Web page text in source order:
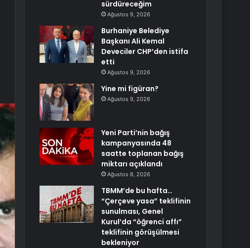
sürdüreceğim
Ağustos 9, 2026
Burhaniye Belediye
Başkanı Ali Kemal
Deveciler CHP’den istifa
etti
Ağustos 9, 2026
Yine mi figüran?
Ağustos 9, 2026
Yeni Parti’nin bağış
kampanyasında 48
saatte toplanan bağış
miktarı açıklandı
Ağustos 8, 2026
TBMM’de bu hafta…
“Çerçeve yasa” teklifinin
sunulması, Genel
Kurul’da “öğrenci affı”
teklifinin görüşülmesi
bekleniyor